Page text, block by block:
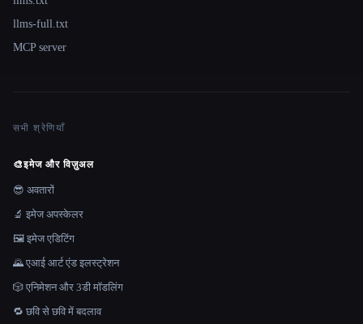
llms-full.txt
MCP server
सभी श्रेणियाँ
🎨इमेज और विज़ुअल
😎 अवतारों
🔬 इमेज अपस्केलर
🖼️ इमेज एडिटिंग
🌄 एआई आर्ट एंड इलस्ट्रेशन
🎲 एनिमेशन और 3डी मॉडलिंग
🔁 छवि से छवि में बदलाव